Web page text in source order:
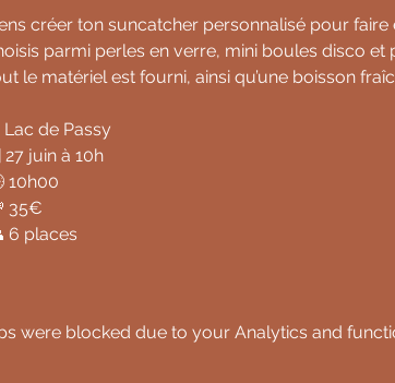
créer ton suncatcher personnalisé pour
parmi perles en verre, mini boules disco
le matériel est fourni, ainsi qu’une boisson
Lac de Passy
juin à 10h
10h00
35€
6 places
were blocked due to your Analytics and